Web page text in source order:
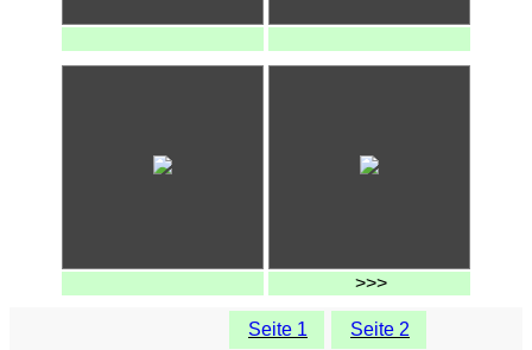
>>>
Seite 1 Seite 2